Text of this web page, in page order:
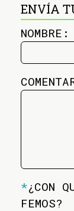
ENVÍA
NOMBRE:
*¿CON
FEMOS?